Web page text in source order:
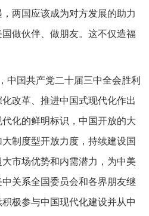
两国应该成为对方发展的助力
做伙伴、做朋友。这不仅造福
中国共产党二十届三中全会胜利
改革、推进中国式现代化作出
化的鲜明标识，中国开放的大
制度型开放力度，持续建设国
市场优势和内需潜力，为中美
关系全国委员会和各界朋友继
极参与中国现代化建设并从中